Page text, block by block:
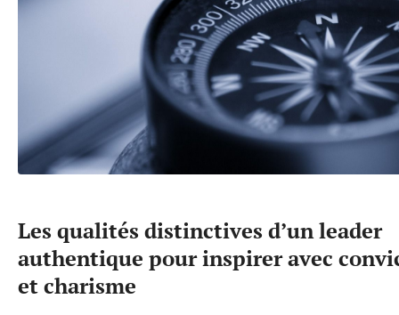
Les qualités distinctives d’un leader
authentique pour inspirer avec
et charisme